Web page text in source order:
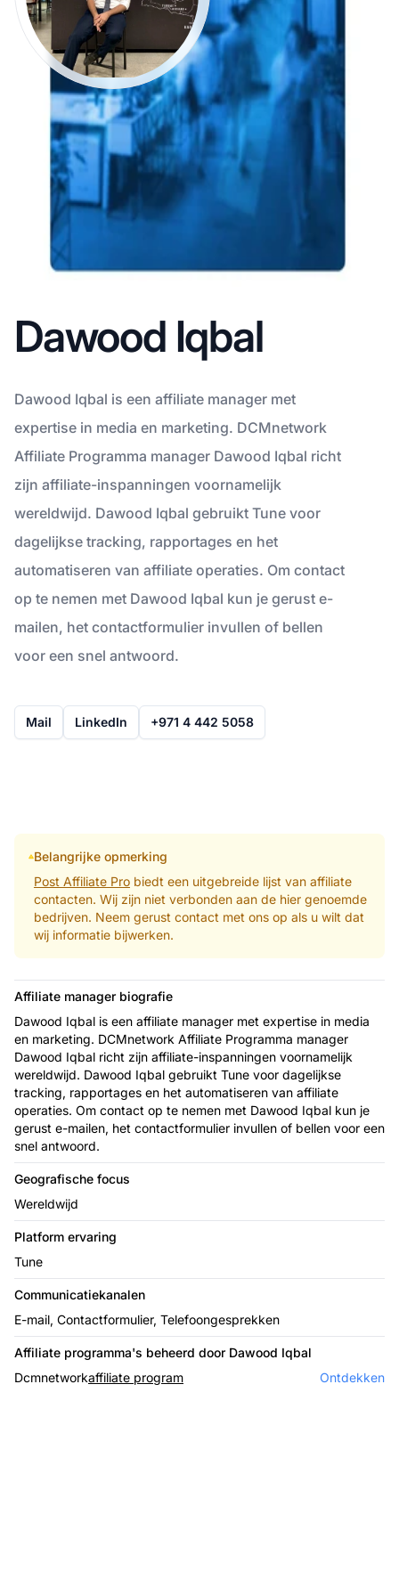
Dawood Iqbal
Dawood Iqbal is een affiliate manager met
expertise in media en marketing. DCMnetwork
Affiliate Programma manager Dawood Iqbal richt
zijn affiliate-inspanningen voornamelijk
wereldwijd. Dawood Iqbal gebruikt Tune voor
dagelijkse tracking, rapportages en het
automatiseren van affiliate operaties. Om contact
op te nemen met Dawood Iqbal kun je gerust e-
mailen, het contactformulier invullen of bellen
voor een snel antwoord.
Mail LinkedIn +971 4 442 5058
Belangrijke opmerking
Post Affiliate Probiedt een uitgebreide lijst van affiliate
contacten. Wij zijn niet verbonden aan de hier genoemde
bedrijven. Neem gerust contact met ons op als u wilt dat
wij informatie bijwerken.
Affiliate manager biografie
Dawood Iqbal is een affiliate manager met expertise in media
en marketing. DCMnetwork Affiliate Programma manager
Dawood Iqbal richt zijn affiliate-inspanningen voornamelijk
wereldwijd. Dawood Iqbal gebruikt Tune voor dagelijkse
tracking, rapportages en het automatiseren van affiliate
operaties. Om contact op te nemen met Dawood Iqbal kun je
gerust e-mailen, het contactformulier invullen of bellen voor een
snel antwoord.
Geografische focus
Wereldwijd
Platform ervaring
Tune
Communicatiekanalen
E-mail, Contactformulier, Telefoongesprekken
Affiliate programma's beheerd door Dawood Iqbal
Dcmnetworkaffiliate program Ontdekken